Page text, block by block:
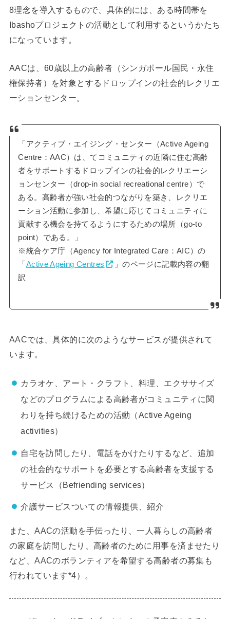
8理念を導入するもので、具体的には、ある時間帯を
Ibashoプロジェクトの活動として利用するというかたち
になっています。
AACは、60歳以上の高齢者（シンガポール国民・永住
権保持者）を対象とするドロップインの社会的レクリエ
ーションセンター。
「アクティブ・エイジング・センター（Active Ageing
Centre：AAC）は、てコミュニティの近隣に住む高齢
者をサポートするドロップインの社会的レクリエーシ
ョンセンター（drop-in social recreational centre）で
ある。高齢者が強い社会的つながりを築き、レクリエ
ーション活動に参加し、希望に応じてコミュニティに
貢献する機会を持てるようにするための場所（go-to
point）である。」
※統合ケア庁（Agency for Integrated Care：AIC）の
「 Active Ageing Centres
」のページに記載内容の翻
訳
AACでは、具体的に次のようなサービスが提供されて
います。
カラオケ、アート・クラフト、料理、エクササイズ
などのプログラムによる高齢者がコミュニティに関
わりを持ち続けるための活動（Active Ageing
activities）
自宅を訪問したり、電話をかけたりするなど、追加
の社会的なサポートを必要とする高齢者を支援する
サービス（Befriending services）
介護サービスついての情報提供、紹介
また、AACの活動を手伝ったり、一人暮らしの高齢者
の家庭を訪問したり、高齢者のために用事を済ませたり
など、AACのボランティアを希望する高齢者の募集も
行われています*4）。